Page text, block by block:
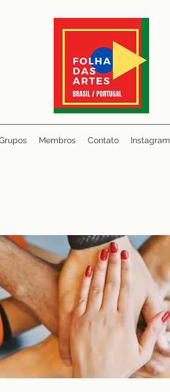
Membros Contato Instagram